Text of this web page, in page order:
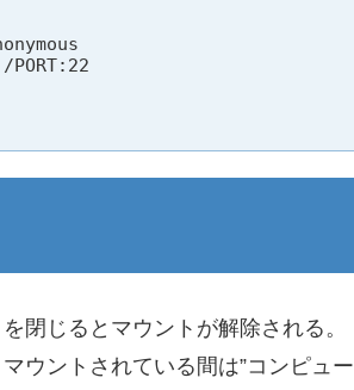
閉じるとマウントが解除される。
ウントされている間は”コンピュー